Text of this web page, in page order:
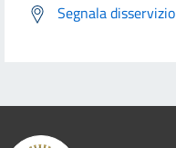
Segnala disservizio